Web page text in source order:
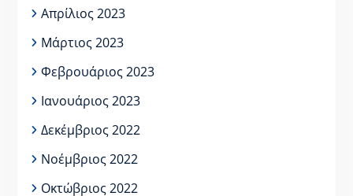
Απρίλιος 2023
Μάρτιος 2023
Φεβρουάριος 2023
Ιανουάριος 2023
Δεκέμβριος 2022
Νοέμβριος 2022
Οκτώβριος 2022